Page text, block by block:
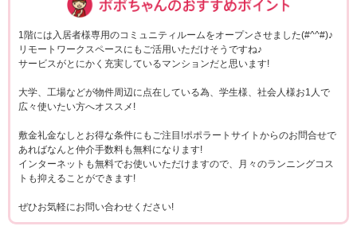
1階には入居者様専用のコミュニティルームをオープンさせました(#^^#)♪
リモートワークスペースにもご活用いただけそうですね♪
サービスがとにかく充実しているマンションだと思います!
大学、工場などが物件周辺に点在している為、学生様、社会人様お1人で
広々使いたい方へオススメ!
敷金礼金なしとお得な条件にもご注目!ポポラートサイトからのお問合せで
あればなんと仲介手数料も無料になります!
インターネットも無料でお使いいただけますので、月々のランニングコス
トも抑えることができます!
ぜひお気軽にお問い合わせください!